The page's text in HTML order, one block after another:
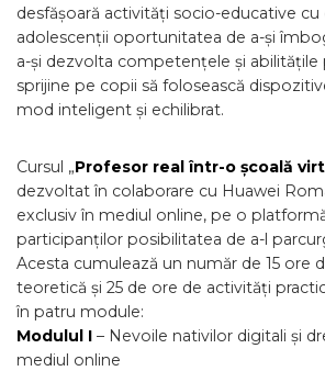
desfășoară activități socio-educative cu
adolescenții oportunitatea de a-și
a-și dezvolta competențele și abilitățile
sprijine pe copii să folosească
mod inteligent și echilibrat.
Cursul „Profesor real într-o școală
dezvoltat în colaborare cu Huawei
exclusiv în mediul online, pe o
participanților posibilitatea de a-l
Acesta cumulează un număr de 15 ore
teoretică și 25 de ore de activități
în patru module:
Modulul I – Nevoile nativilor digitali și
mediul online